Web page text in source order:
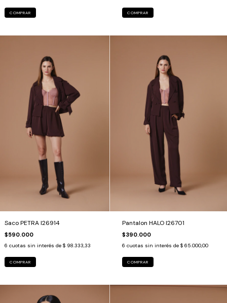
COMPRAR COMPRAR
Saco PETRA I26914
$590.000
6 cuotas sin interés de $ 98.333,33
COMPRAR
Pantalon HALO I26701
$390.000
6 cuotas sin interés de $ 65.000,00
COMPRAR